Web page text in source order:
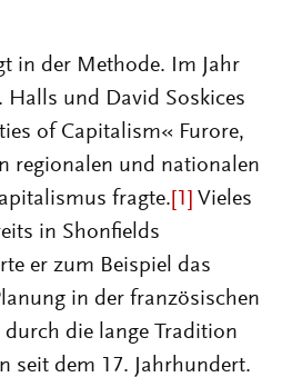
in der Methode. Im Jahr
Halls und David Soskices
of Capitalism« Furore,
regionalen und nationalen
fragte. [1] Vieles
in Shonfields
er zum Beispiel das
in der französischen
die lange Tradition
seit dem 17. Jahrhundert.